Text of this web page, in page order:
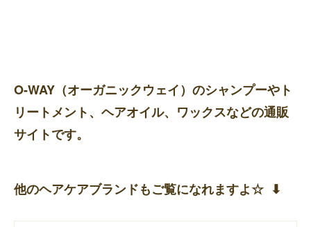
O-WAY（オーガニックウェイ）のシャンプーやト
リートメント、ヘアオイル、ワックスなどの通販
サイトです。
他のヘアケアブランドもご覧になれますよ☆ ⬇︎